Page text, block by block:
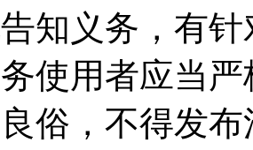
知义务，有
使用者应当
俗，不得发